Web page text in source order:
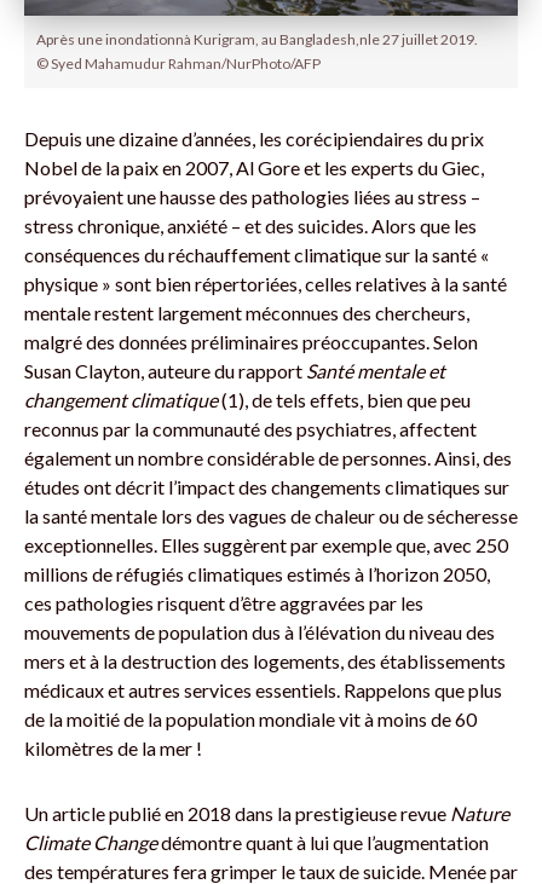
Après une inondationnà Kurigram, au Bangladesh,nle 27 juillet 2019.
© Syed Mahamudur Rahman/NurPhoto/AFP
Depuis une dizaine d’années, les corécipiendaires du prix
Nobel de la paix en 2007, Al Gore et les experts du Giec,
prévoyaient une hausse des pathologies liées au stress –
stress chronique, anxiété – et des suicides. Alors que les
conséquences du réchauffement climatique sur la santé «
physique » sont bien répertoriées, celles relatives à la santé
mentale restent largement méconnues des chercheurs,
malgré des données préliminaires préoccupantes. Selon
Susan Clayton, auteure du rapport Santé mentale et
changement climatique(1), de tels effets, bien que peu
reconnus par la communauté des psychiatres, affectent
également un nombre considérable de personnes. Ainsi, des
études ont décrit l’impact des changements climatiques sur
la santé mentale lors des vagues de chaleur ou de sécheresse
exceptionnelles. Elles suggèrent par exemple que, avec 250
millions de réfugiés climatiques estimés à l’horizon 2050,
ces pathologies risquent d’être aggravées par les
mouvements de population dus à l’élévation du niveau des
mers et à la destruction des logements, des établissements
médicaux et autres services essentiels. Rappelons que plus
de la moitié de la population mondiale vit à moins de 60
kilomètres de la mer !
Un article publié en 2018 dans la prestigieuse revue Nature
Climate Changedémontre quant à lui que l’augmentation
des températures fera grimper le taux de suicide. Menée par